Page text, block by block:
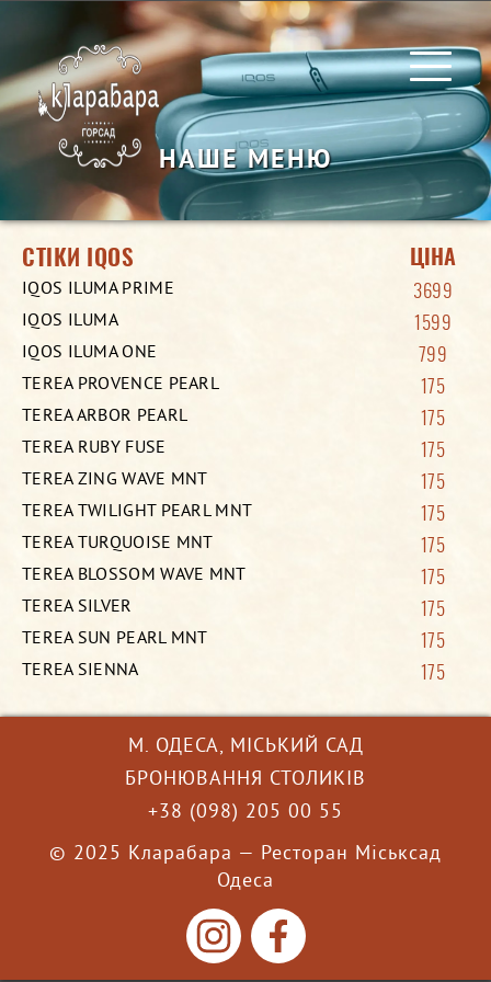
ГОЛОВНА
МЕНЮ
НАШЕ МЕНЮ
СТІКИ IQOS
ЦІНА
IQOS ILUMA PRIME
3699
IQOS ILUMA 1599
IQOS ILUMA ONE 799
TEREA PROVENCE PEARL 175
TEREA ARBOR PEARL 175
TEREA RUBY FUSE 175
TEREA ZING WAVE MNT 175
TEREA TWILIGHT PEARL MNT 175
TEREA TURQUOISE MNT 175
TEREA BLOSSOM WAVE MNT 175
TEREA SILVER 175
TEREA SUN PEARL MNT 175
TEREA SIENNA 175
М. ОДЕСА, МІСЬКИЙ САД
БРОНЮВАННЯ СТОЛИКІВ
+38 (098) 205 00 55
© 2025 Кларабара — Ресторан Міськсад
Одеса